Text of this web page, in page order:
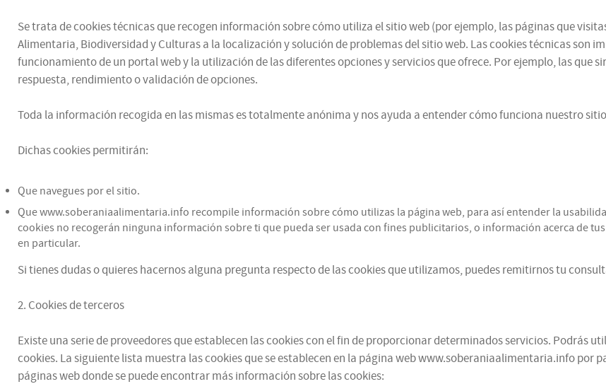
Se trata de cookies técnicas que recogen información sobre cómo utiliza el sitio web (por ejemplo, las páginas que
Alimentaria, Biodiversidad y Culturas a la localización y solución de problemas del sitio web. Las cookies técnicas son
funcionamiento de un portal web y la utilización de las diferentes opciones y servicios que ofrece. Por ejemplo, las que
respuesta, rendimiento o validación de opciones.
Toda la información recogida en las mismas es totalmente anónima y nos ayuda a entender cómo funciona nuestro
Dichas cookies permitirán:
Que navegues por el sitio.
Que www.soberaniaalimentaria.info recompile información sobre cómo utilizas la página web, para así entender la
cookies no recogerán ninguna información sobre ti que pueda ser usada con fines publicitarios, o información acerca de
en particular.
Si tienes dudas o quieres hacernos alguna pregunta respecto de las cookies que utilizamos, puedes remitirnos tu
2. Cookies de terceros
Existe una serie de proveedores que establecen las cookies con el fin de proporcionar determinados servicios. Podrás
cookies. La siguiente lista muestra las cookies que se establecen en la página web www.soberaniaalimentaria.info por
páginas web donde se puede encontrar más información sobre las cookies: